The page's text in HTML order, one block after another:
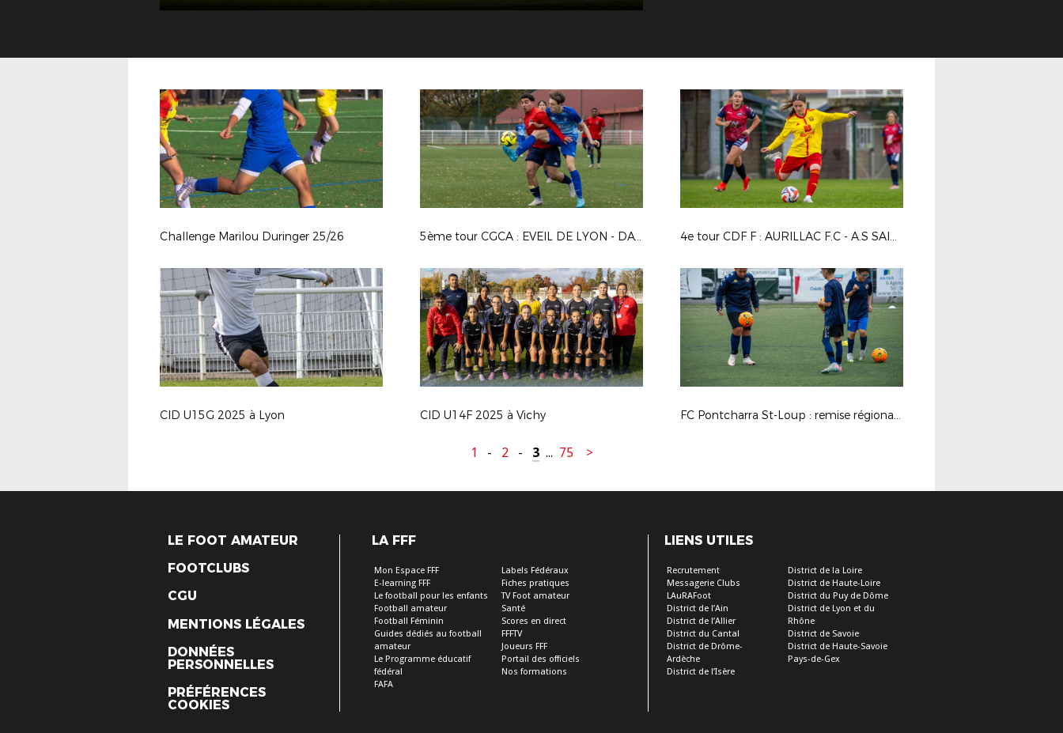
Challenge Marilou Duringer 25/26 5ème tour CGCA : EVEIL DE LYON - DAVEZIEUX VIDALON 4e tour CDF F : AURILLAC F.C - A.S SAINT PRIEST
CID U15G 2025 à Lyon CID U14F 2025 à Vichy FC Pontcharra St-Loup : remise régionale des labels 2025
1 - 2 - 3 ... 75 >
LE FOOT AMATEUR
FOOTCLUBS
CGU
MENTIONS LÉGALES
DONNÉES
PERSONNELLES
PRÉFÉRENCES
COOKIES
LA FFF
Mon Espace FFF
E-learning FFF
Le football pour les enfants
Football amateur
Football Féminin
Guides dédiés au football
amateur
Le Programme éducatif
fédéral
FAFA
Labels Fédéraux
Fiches pratiques
TV Foot amateur
Santé
Scores en direct
FFFTV
Joueurs FFF
Portail des officiels
Nos formations
LIENS UTILES
Recrutement
Messagerie Clubs
LAuRAFoot
District de l’Ain
District de l’Allier
District du Cantal
District de Drôme-
Ardèche
District de l’Isère
District de la Loire
District de Haute-Loire
District du Puy de Dôme
District de Lyon et du
Rhône
District de Savoie
District de Haute-Savoie
Pays-de-Gex